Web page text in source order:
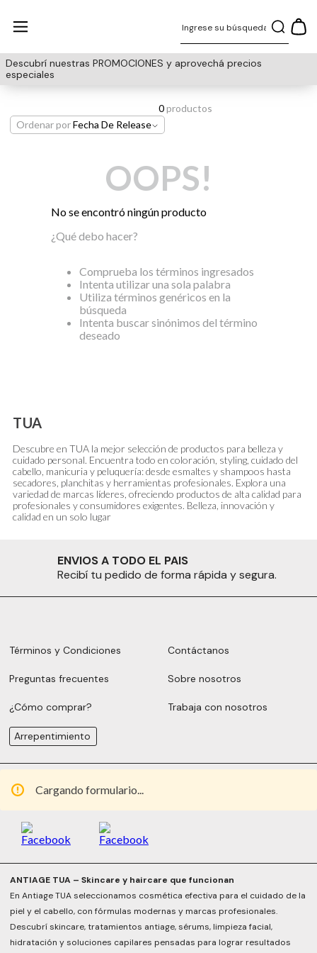
Descubrí nuestras PROMOCIONES y aprovechá precios
especiales
0productos
Ordenar porFecha De Release
OOPS!
No se encontró ningún producto
¿Qué debo hacer?
Comprueba los términos ingresados
Intenta utilizar una sola palabra
Utiliza términos genéricos en la
búsqueda
Intenta buscar sinónimos del término
deseado
TUA
Descubre en TUA la mejor selección de productos para belleza y
cuidado personal. Encuentra todo en coloración, styling, cuidado del
cabello, manicuria y peluquería: desde esmaltes y shampoos hasta
secadores, planchitas y herramientas profesionales. Explora una
variedad de marcas líderes, ofreciendo productos de alta calidad para
profesionales y consumidores exigentes. Belleza, innovación y
calidad en un solo lugar
ENVIOS A TODO EL PAIS
Recibí tu pedido de forma rápida y segura.
Términos y Condiciones
Preguntas frecuentes
¿Cómo comprar?
Arrepentimiento
Contáctanos
Sobre nosotros
Trabaja con nosotros
Cargando formulario...
ANTIAGE TUA – Skincare y haircare que funcionan
En Antiage TUA seleccionamos cosmética efectiva para el cuidado de la
piel y el cabello, con fórmulas modernas y marcas profesionales.
Descubrí skincare, tratamientos antiage, sérums, limpieza facial,
hidratación y soluciones capilares pensadas para lograr resultados